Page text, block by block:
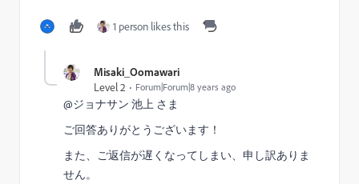
1 person likes this
Misaki_Oomawari
Level 2
Forum|Forum|8 years ago
@ジョナサン 池上​ さま
ご回答ありがとうございます！
また、ご返信が遅くなってしまい、申し訳ありま
せん。